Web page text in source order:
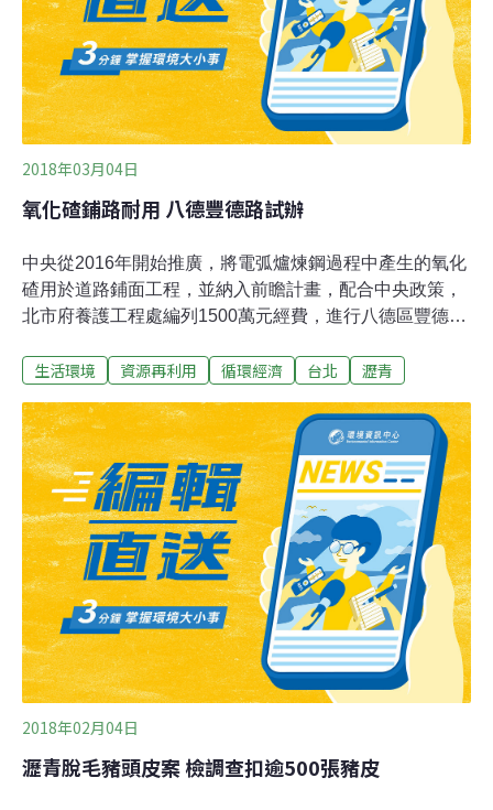
2018年03月04日
氧化碴鋪路耐用 八德豐德路試辦
中央從2016年開始推廣，將電弧爐煉鋼過程中產生的氧化
碴用於道路鋪面工程，並納入前瞻計畫，配合中央政策，
北市府養護工程處編列1500萬元經費，進行八德區豐德路
化碴具有堅硬等特性，摻混瀝青後道路使用壽命可由三年
良好等特性，除用於鋪面工程之路床、基層、底層與路
肩，可取代瀝青混凝土之級配料，目前研究的結果，將
30％到40％的級配改用氧化碴，可獲得最大的效果。陳聖
義表示，台灣一年約產生100萬噸氧化碴，如今做為鋪面
材料是將垃圾變黃金，也可減少砂石、級配的消耗。
生活環境 資源再利用 循環經濟 台北 瀝青
2018年02月04日
瀝青脫毛豬頭皮案 檢調查扣逾500張豬皮